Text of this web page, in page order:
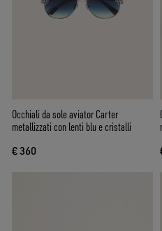
Occhiali da sole aviator Carter
metallizzati con lenti blu e cristalli
€ 360